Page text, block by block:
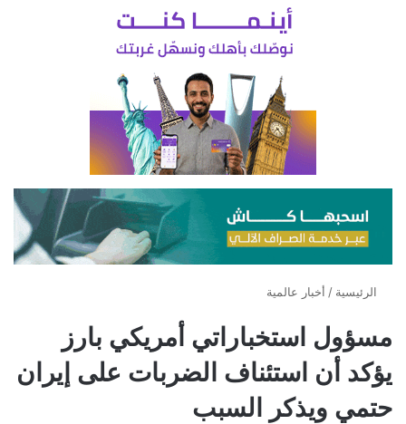
الرئيسية / أخبار عالمية
مسؤول استخباراتي أمريكي بارز
يؤكد أن استئناف الضربات على إيران
حتمي ويذكر السبب